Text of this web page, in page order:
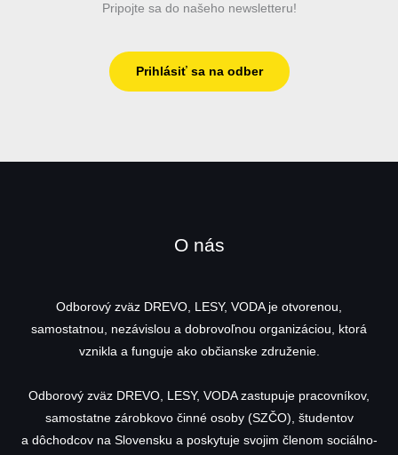
Pripojte sa do našeho newsletteru!
Prihlásiť sa na odber
O nás
Odborový zväz DREVO, LESY, VODA je otvorenou,
samostatnou, nezávislou a dobrovoľnou organizáciou, ktorá
vznikla a funguje ako občianske združenie.
Odborový zväz DREVO, LESY, VODA zastupuje pracovníkov,
samostatne zárobkovo činné osoby (SZČO), študentov
a dôchodcov na Slovensku a poskytuje svojim členom sociálno-